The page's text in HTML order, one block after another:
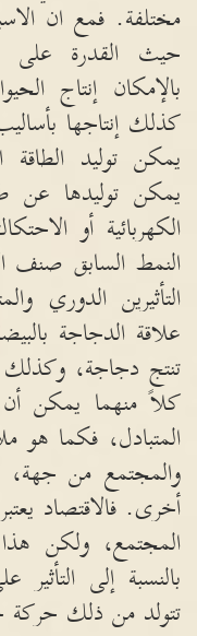
مختلفة.فمع ان
حيث القدرة على
بالإمكان إنتاج
كذلك إنتاجها
يمكن توليد الطاقة
يمكن توليدها عن
الكهربائية أو
النمط السابق صنف
التأثيرين الدوري
علاقة الدجاجة
تنتج دجاجة، وكذلك
كلاً منهما يمكن أن
المتبادل، فكما هو
والمجتمع من جهة،
أخرى.فالاقتصاد
المجتمع، ولكن هذا
بالنسبة إلى التأثير
تتولد من ذلك حركة